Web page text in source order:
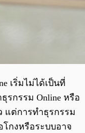
เริ่มไม่ได้เป็นที่
กรรม Online หรือ
แต่การทำธุรกรรม
โกงหรือระบบอาจ